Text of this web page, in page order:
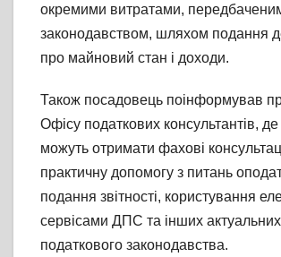
окремими витратами,
законодавством, шляхом подання
про майновий стан і доходи.
Також посадовець поінформував
Офісу податкових консультантів,
можуть отримати фахові
практичну допомогу з питань
подання звітності, користування
сервісами ДПС та інших
податкового законодавства.